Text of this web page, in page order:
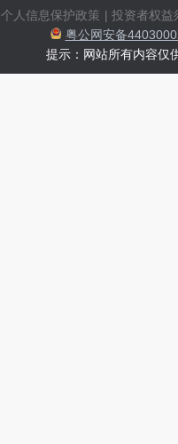
个人信息保护政策 | 投资者权益
粤公网安备
提示：网站所有内容仅